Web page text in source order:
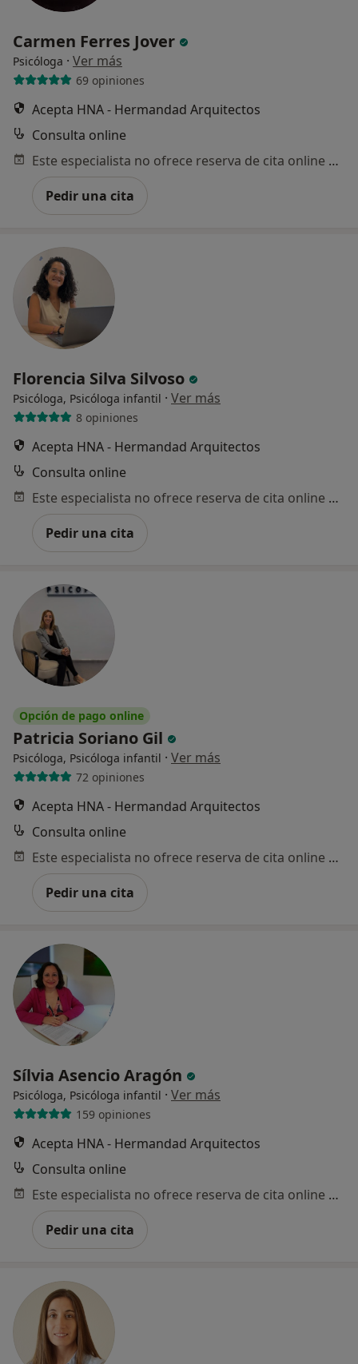
Carmen Ferres Jover
Psicóloga · Ver más
69 opiniones
Acepta HNA - Hermandad Arquitectos
Consulta online
Este especialista no ofrece reserva de cita online en esta dirección.
Pedir una cita
Florencia Silva Silvoso
Psicóloga, Psicóloga infantil · Ver más
8 opiniones
Acepta HNA - Hermandad Arquitectos
Consulta online
Este especialista no ofrece reserva de cita online en esta dirección.
Pedir una cita
Opción de pago online
Patricia Soriano Gil
Psicóloga, Psicóloga infantil · Ver más
72 opiniones
Acepta HNA - Hermandad Arquitectos
Consulta online
Este especialista no ofrece reserva de cita online en esta dirección.
Pedir una cita
Sílvia Asencio Aragón
Psicóloga, Psicóloga infantil · Ver más
159 opiniones
Acepta HNA - Hermandad Arquitectos
Consulta online
Este especialista no ofrece reserva de cita online en esta dirección.
Pedir una cita